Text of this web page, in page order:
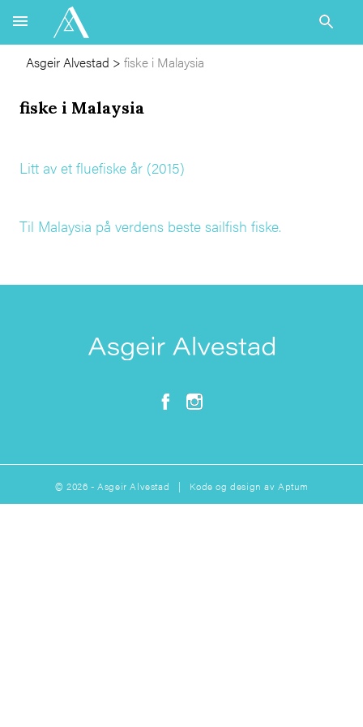
Asgeir Alvestad > fiske i Malaysia
fiske i Malaysia
Litt av et fluefiske år (2015)
Til Malaysia på verdens beste sailfish fiske.
© 2026 - Asgeir Alvestad | Kode og design avAptum